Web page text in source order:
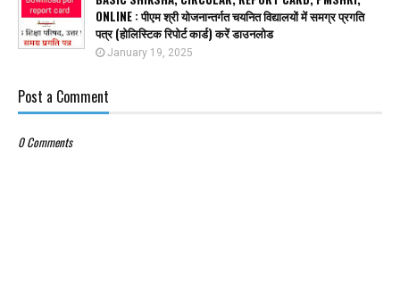
ONLINE : पीएम श्री योजनान्तर्गत चयनित विद्यालयों में समग्र प्रगति
पत्र (होलिस्टिक रिपोर्ट कार्ड) करें डाउनलोड
January 19, 2025
Post a Comment
0 Comments